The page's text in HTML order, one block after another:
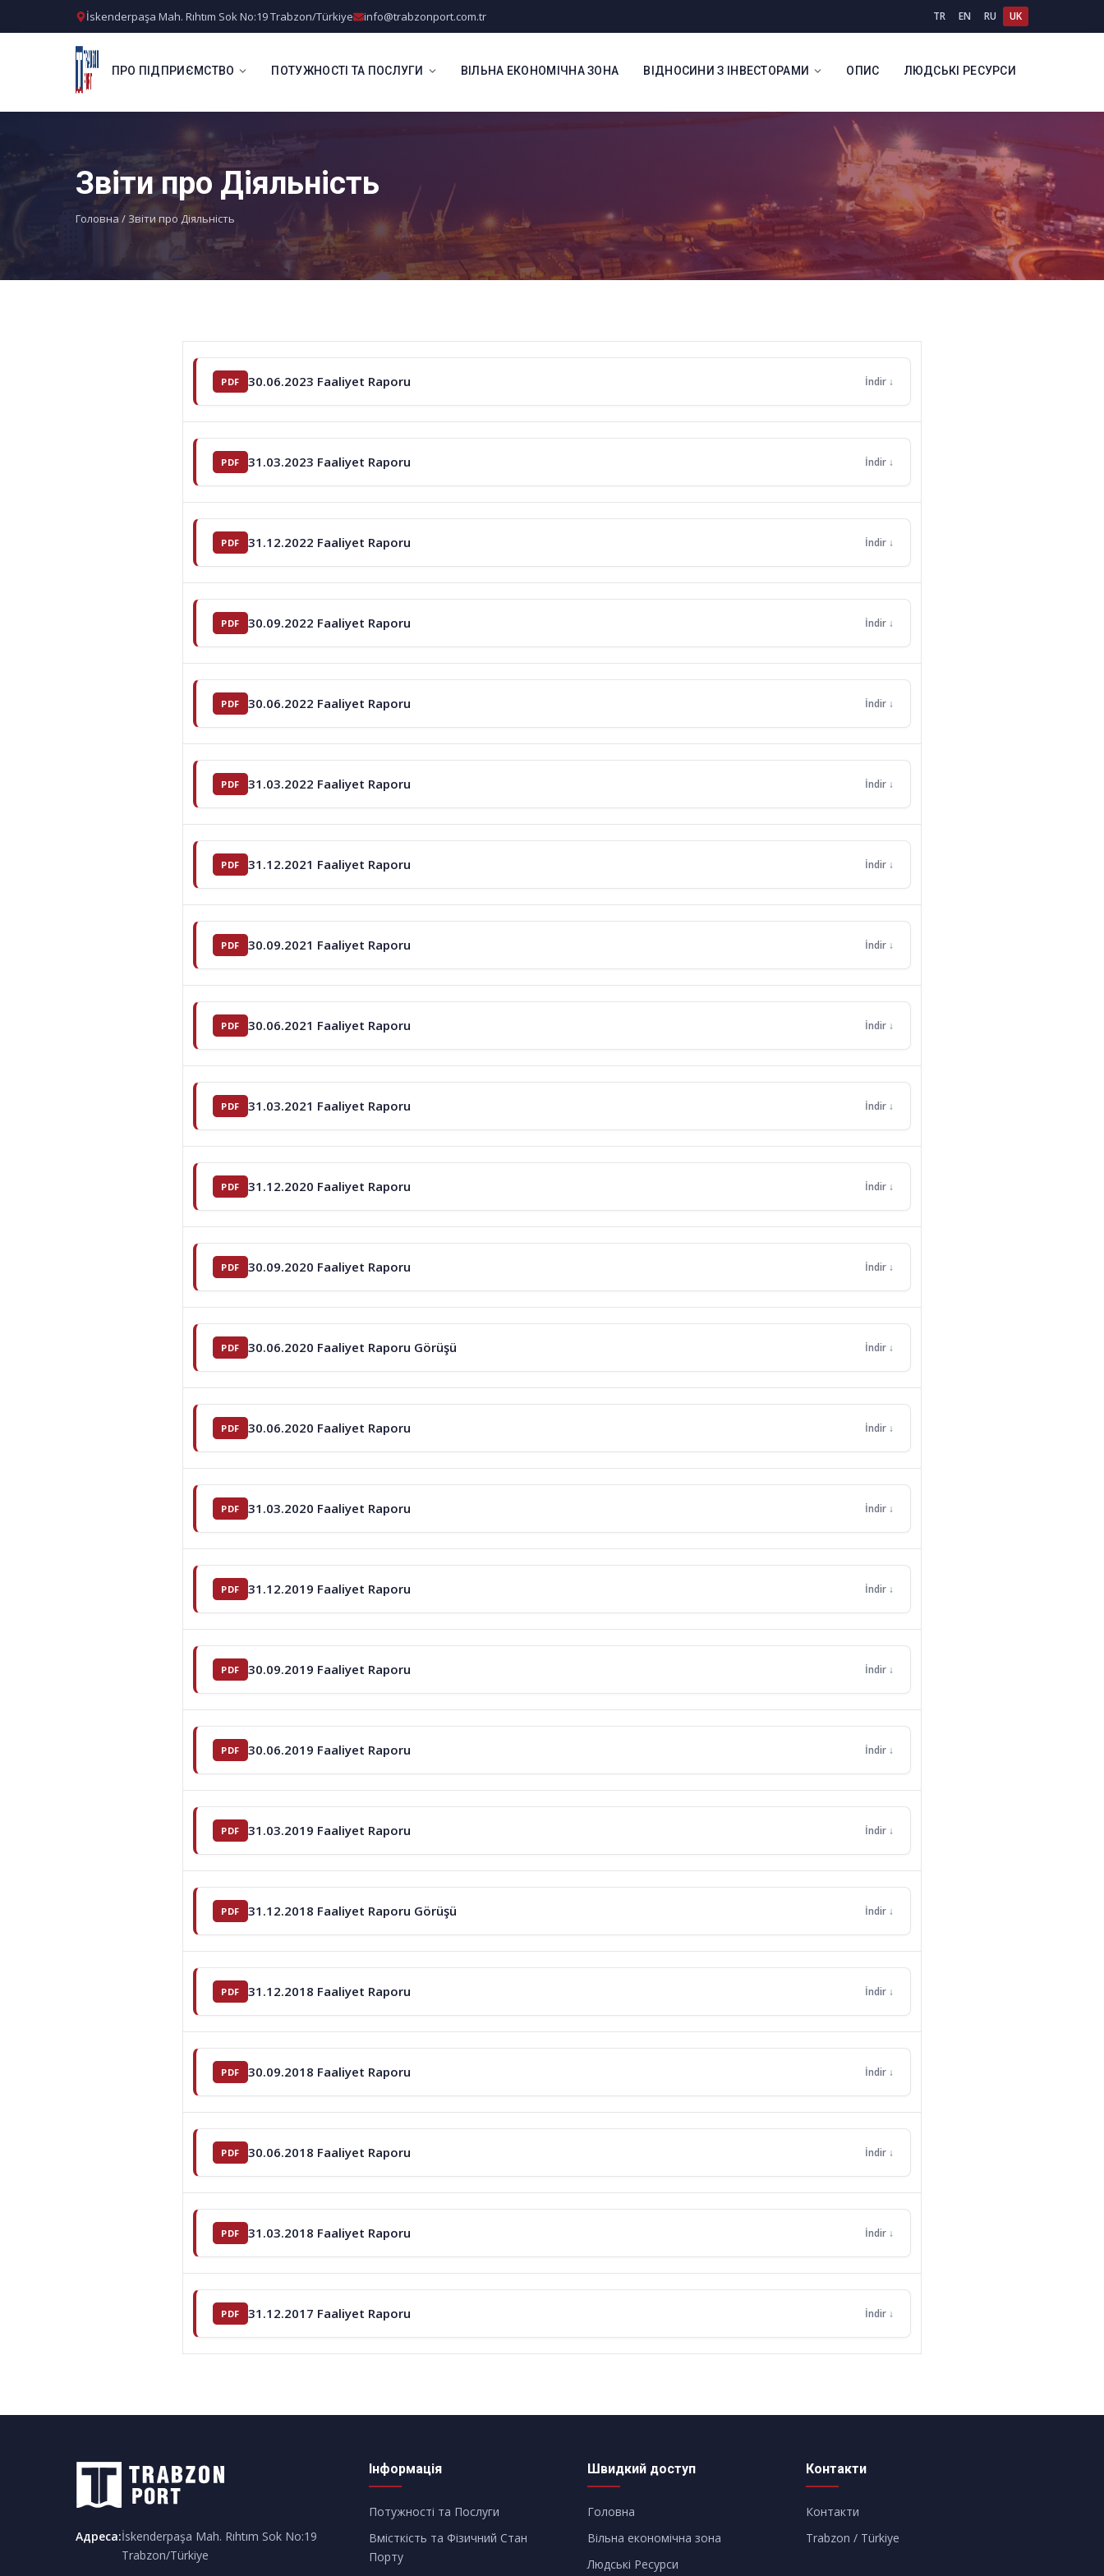
İskenderpaşa Mah. Rıhtım Sok No:19 Trabzon/Türkiye info@trabzonport.com.tr TR EN RU UK
ПРО ПІДПРИЄМСТВО ПОТУЖНОСТІ ТА ПОСЛУГИ ВІЛЬНА ЕКОНОМІЧНА ЗОНА ВІДНОСИНИ З ІНВЕСТОРАМИ ОПИС ЛЮДСЬКІ РЕСУРСИ
Звіти про Діяльність
Головна / Звіти про Діяльність
30.06.2023 Faaliyet Raporu
31.03.2023 Faaliyet Raporu
31.12.2022 Faaliyet Raporu
30.09.2022 Faaliyet Raporu
30.06.2022 Faaliyet Raporu
31.03.2022 Faaliyet Raporu
31.12.2021 Faaliyet Raporu
30.09.2021 Faaliyet Raporu
30.06.2021 Faaliyet Raporu
31.03.2021 Faaliyet Raporu
31.12.2020 Faaliyet Raporu
30.09.2020 Faaliyet Raporu
30.06.2020 Faaliyet Raporu Görüşü
30.06.2020 Faaliyet Raporu
31.03.2020 Faaliyet Raporu
31.12.2019 Faaliyet Raporu
30.09.2019 Faaliyet Raporu
30.06.2019 Faaliyet Raporu
31.03.2019 Faaliyet Raporu
31.12.2018 Faaliyet Raporu Görüşü
31.12.2018 Faaliyet Raporu
30.09.2018 Faaliyet Raporu
30.06.2018 Faaliyet Raporu
31.03.2018 Faaliyet Raporu
31.12.2017 Faaliyet Raporu
Адреса:İskenderpaşa Mah. Rıhtım Sok No:19
Trabzon/Türkiye
Інформація
Потужності та Послуги
Вмісткість та Фізичний Стан
Порту
Швидкий доступ
Головна
Вільна економічна зона
Людські Ресурси
Контакти
Контакти
Trabzon / Türkiye